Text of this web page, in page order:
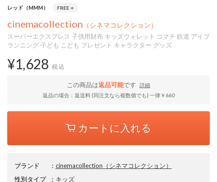
レッド（MMM） FREE ○
cinemacollection （シネマコレクション）
スーパーエクスプレス 子供用財布 キッズウォレット コマチ 鉄道 アイプ
ランニング 子ども こども プレゼント キャラクター グッズ
¥1,628 税込
この商品は返品可能です
詳細
返品の場合：返送料 (同注文なら複数個でも) 一律￥660
カートに入れる
ブランド ： cinemacollection （シネマコレクション）
性別タイプ
： キッズ